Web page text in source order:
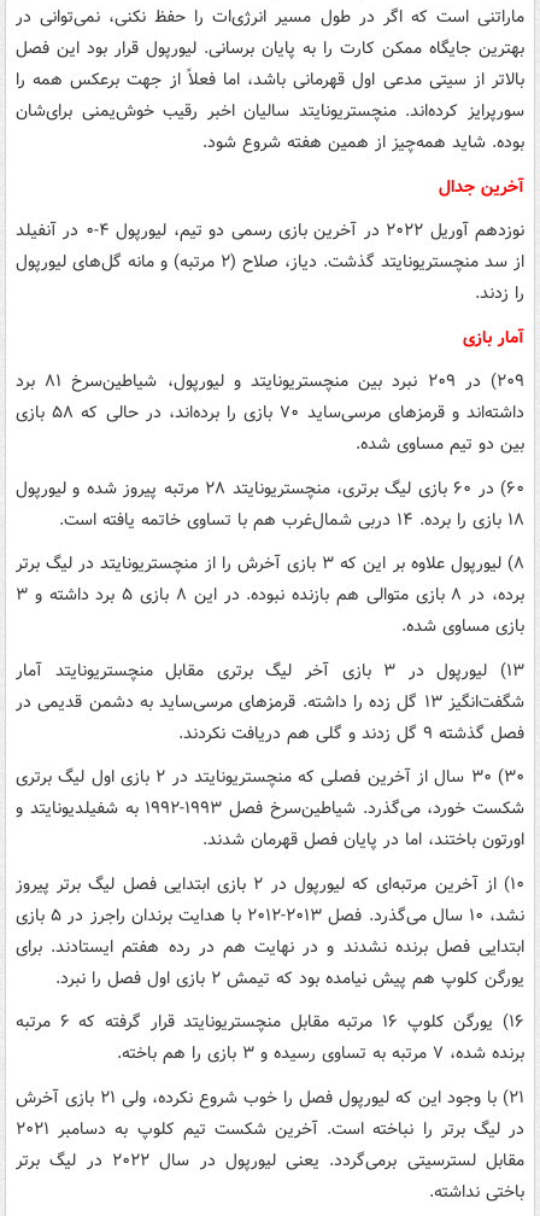
ماراتنی است که اگر در طول مسیر انرژی‌ات را حفظ نکنی، نمی‌توانی در
بهترین جایگاه ممکن کارت را به پایان برسانی. لیورپول قرار بود این فصل
بالاتر از سیتی مدعی اول قهرمانی باشد، اما فعلاً از جهت برعکس همه را
سورپرایز کرده‌اند. منچستریونایتد سالیان اخبر رقیب خوش‌یمنی برای‌شان
بوده. شاید همه‌چیز از همین هفته شروع شود.
آخرین جدال
نوزدهم آوریل ۲۰۲۲ در آخرین بازی رسمی دو تیم، لیورپول ۴-۰ در آنفیلد
از سد منچستریونایتد گذشت. دیاز، صلاح (۲ مرتبه) و مانه گل‌های لیورپول
را زدند.
آمار بازی
۲۰۹) در ۲۰۹ نبرد بین منچستریونایتد و لیورپول، شیاطین‌سرخ ۸۱ برد
داشته‌اند و قرمزهای مرسی‌ساید ۷۰ بازی را برده‌اند، در حالی که ۵۸ بازی
بین دو تیم مساوی شده.
۶۰) در ۶۰ بازی لیگ برتری، منچستریونایتد ۲۸ مرتبه پیروز شده و لیورپول
۱۸ بازی را برده. ۱۴ دربی شمال‌غرب هم با تساوی خاتمه یافته است.
۸) لیورپول علاوه بر این که ۳ بازی آخرش را از منچستریونایتد در لیگ برتر
برده، در ۸ بازی متوالی هم بازنده نبوده. در این ۸ بازی ۵ برد داشته و ۳
بازی مساوی شده.
۱۳) لیورپول در ۳ بازی آخر لیگ برتری مقابل منچستریونایتد آمار
شگفت‌انگیز ۱۳ گل زده را داشته. قرمزهای مرسی‌ساید به دشمن قدیمی در
فصل گذشته ۹ گل زدند و گلی هم دریافت نکردند.
۳۰) ۳۰ سال از آخرین فصلی که منچستریونایتد در ۲ بازی اول لیگ برتری
شکست خورد، می‌گذرد. شیاطین‌سرخ فصل ۱۹۹۳-۱۹۹۲ به شفیلدیونایتد و
اورتون باختند، اما در پایان فصل قهرمان شدند.
۱۰) از آخرین مرتبه‌ای که لیورپول در ۲ بازی ابتدایی فصل لیگ برتر پیروز
نشد، ۱۰ سال می‌گذرد. فصل ۲۰۱۳-۲۰۱۲ با هدایت برندان راجرز در ۵ بازی
ابتدایی فصل برنده نشدند و در نهایت هم در رده هفتم ایستادند. برای
یورگن کلوپ هم پیش نیامده بود که تیمش ۲ بازی اول فصل را نبرد.
۱۶) یورگن کلوپ ۱۶ مرتبه مقابل منچستریونایتد قرار گرفته که ۶ مرتبه
برنده شده، ۷ مرتبه به تساوی رسیده و ۳ بازی را هم باخته.
۲۱) با وجود این که لیورپول فصل را خوب شروع نکرده، ولی ۲۱ بازی آخرش
در لیگ برتر را نباخته است. آخرین شکست تیم کلوپ به دسامبر ۲۰۲۱
مقابل لسترسیتی برمی‌گردد. یعنی لیورپول در سال ۲۰۲۲ در لیگ برتر
باختی نداشته.